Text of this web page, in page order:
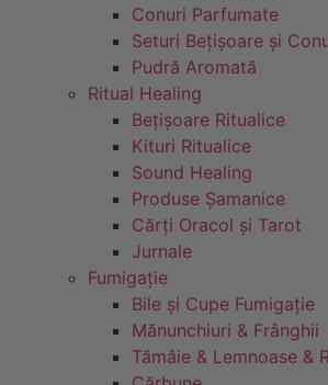
Conuri Parfumate
Seturi Bețișoare și
Pudră Aromată
Ritual Healing
Bețișoare Ritualice
Kituri Ritualice
Sound Healing
Produse Șamanice
Cărți Oracol și Tarot
Jurnale
Fumigație
Bile și Cupe Fumigație
Mănunchiuri & Frânghii
Tămâie & Lemnoase &